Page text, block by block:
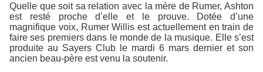
Quelle que soit sa relation avec la mère de Rumer, Ashton
est resté proche d’elle et le prouve. Dotée d’une
magnifique voix, Rumer Willis est actuellement en train de
faire ses premiers dans le monde de la musique. Elle s’est
produite au Sayers Club le mardi 6 mars dernier et son
ancien beau-père est venu la soutenir.